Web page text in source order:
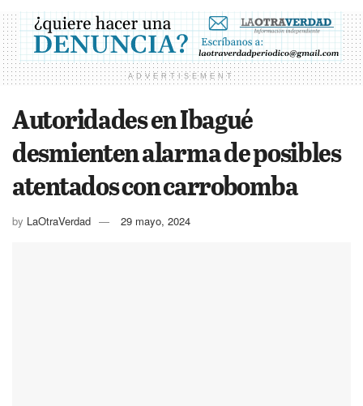
ADVERTISEMENT
Autoridades en Ibagué
desmienten alarma de posibles
atentados con carrobomba
by LaOtraVerdad 29 mayo, 2024